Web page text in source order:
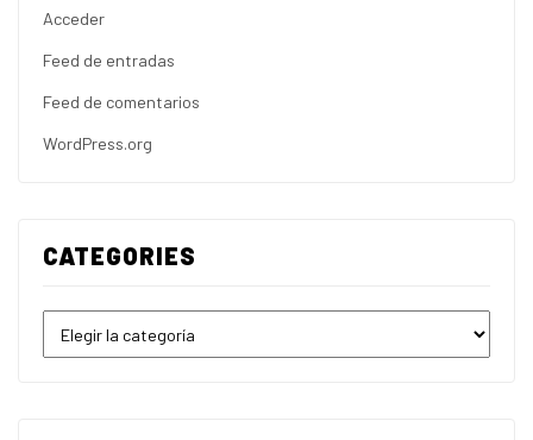
Acceder
Feed de entradas
Feed de comentarios
WordPress.org
CATEGORIES